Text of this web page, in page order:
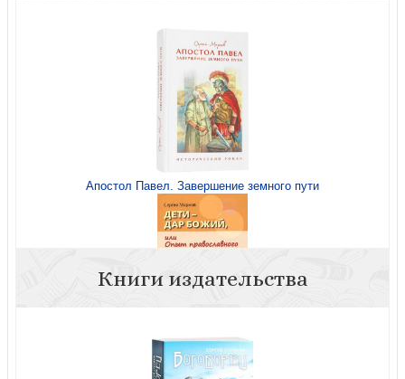
Апостол Павел. Завершение земного пути
Дети — дар Божий, или Опыт православного
усыновления
Книги издательства